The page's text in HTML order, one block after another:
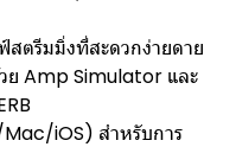
สตรีมมิ่งที่สะดวกง่ายดาย
ย Amp Simulator และ
iOS) สำหรับการ